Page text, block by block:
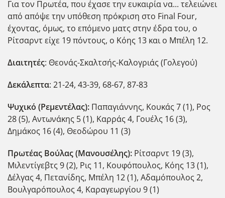
Για τον Πρωτέα, που έχασε την ευκαιρία να... τελειώνει
από απόψε την υπόθεση πρόκριση στο Final Four,
έχοντας, όμως, το επόμενο ματς στην έδρα του, ο
Ρίτσαρντ είχε 19 πόντους, ο Κόης 13 και ο Μπέλη 12.
Διαιτητές: Θεονάς-Σκαλτσής-Καλογριάς (Γολεγού)
Δεκάλεπτα: 21-24, 43-39, 68-67, 87-83
Ψυχικό (Ρεμεντέλας): Παπαγιάννης, Κουκάς 7 (1), Ρος
28 (5), Αντωνάκης 5 (1), Καρράς 4, Γουέλς 16 (3),
Δημάκος 16 (4), Θεοδώρου 11 (3)
Πρωτέας Βούλας (Μανουσέλης): Ρίτσαρντ 19 (3),
Μιλεντίγεβτς 9 (2), Ρις 11, Κουφόπουλος, Κόης 13 (1),
Δέλγας 4, Πετανίδης, Μπέλη 12 (1), Αδαμόπουλος 2,
Βουλγαρόπουλος 4, Καραγεωργίου 9 (1)